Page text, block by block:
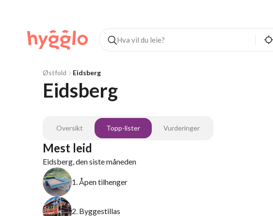
Østfold Eidsberg
Eidsberg
Oversikt Topp-lister Vurderinger
Mest leid
Eidsberg, den siste måneden
1. Åpen tilhenger
2. Byggestillas